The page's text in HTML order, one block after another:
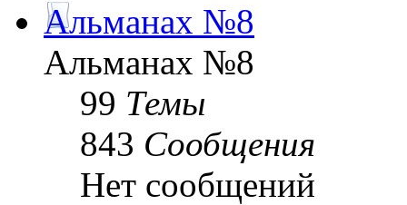
Альманах №8
Альманах №8
99 Темы
843 Сообщения
Нет сообщений